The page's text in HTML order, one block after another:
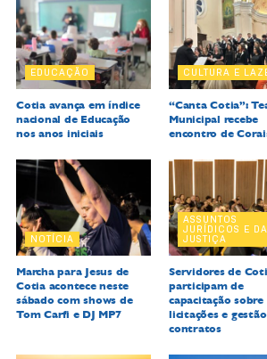
EDUCAÇÃO
Cotia avança em índice
nacional de Educação
nos anos iniciais
CULTURA E
“Canta Cotia”:
Municipal recebe
encontro de
NOTÍCIA
Marcha para Jesus de
Cotia acontece neste
sábado com shows de
Tom Carfi e DJ MP7
ASSUNTOS
JURÍDICOS E DA
JUSTIÇA
Servidores de
participam de
capacitação sobre
licitações e
contratos